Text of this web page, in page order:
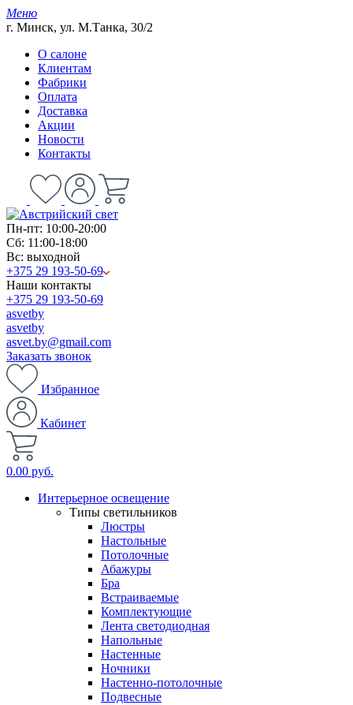
Меню
г. Минск, ул. М.Танка, 30/2
О салоне
Клиентам
Фабрики
Оплата
Доставка
Акции
Новости
Контакты
Пн-пт: 10:00-20:00
Сб: 11:00-18:00
Вс: выходной
+375 29 193-50-69
Наши контакты
+375 29 193-50-69
asvetby
asvetby
asvet.by@gmail.com
Заказать звонок
Избранное
Кабинет
0.00 руб.
Интерьерное освещение
Типы светильников
Люстры
Настольные
Потолочные
Абажуры
Бра
Встраиваемые
Комплектующие
Лента светодиодная
Напольные
Настенные
Ночники
Настенно-потолочные
Подвесные